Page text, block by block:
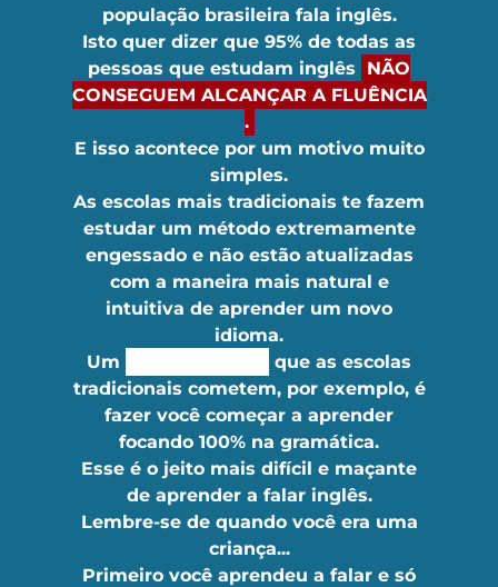
população brasileira fala inglês.
Isto quer dizer que 95% de todas as
pessoas que estudam inglês
NÃO
CONSEGUEM ALCANÇAR A FLUÊNCIA
.
E isso acontece por um motivo muito
simples.
As escolas mais tradicionais te fazem
estudar um método extremamente
engessado e não estão atualizadas
com a maneira mais natural e
intuitiva de aprender um novo
idioma.
Um
que as escolas
tradicionais cometem, por exemplo, é
fazer você começar a aprender
focando 100% na gramática.
Esse é o jeito mais difícil e maçante
de aprender a falar inglês.
Lembre-se de quando você era uma
criança...
Primeiro você aprendeu a falar e só